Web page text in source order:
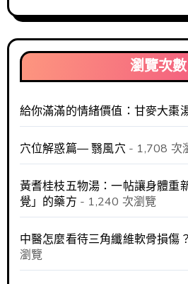
瀏覽次數
給你滿滿的情緒價值：甘麥大棗
穴位解惑篇— 翳風穴 - 1,708 次
黃耆桂枝五物湯：一帖讓身體重
覺」的藥方 - 1,240 次瀏覽
中醫怎麼看待三角纖維軟骨損傷
瀏覽